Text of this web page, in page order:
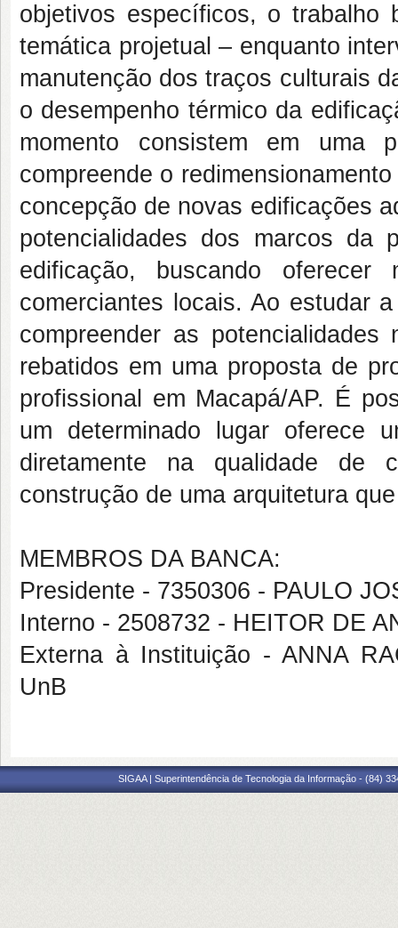
objetivos específicos, o
temática projetual – enquanto
manutenção dos traços culturais
o desempenho térmico da
momento consistem em uma
compreende o
concepção de novas edificações
potencialidades dos marcos da
edificação, buscando
comerciantes locais. Ao estudar
compreender as
rebatidos em uma proposta de
profissional em Macapá/AP. É
um determinado lugar oferece
diretamente na qualidade de
construção de uma arquitetura
MEMBROS DA BANCA:
Presidente - 7350306 - PAULO
Interno - 2508732 - HEITOR DE
Externa à Instituição - ANNA
UnB
SIGAA | Superintendência de Tecnologia da Informação - (84)